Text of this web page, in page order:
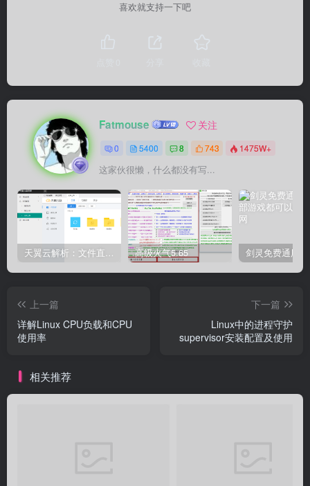
喜欢就支持一下吧
Fatmouse 关注
0 5400 8 743 1475W+
这家伙很懒，什么都没有写...
天翼云解析：文件直链获取源码 高级火气5.65
上一篇
详解Linux CPU负载和CPU
使用率
下一篇
Linux中的进程守护
supervisor安装配置及使用
相关推荐